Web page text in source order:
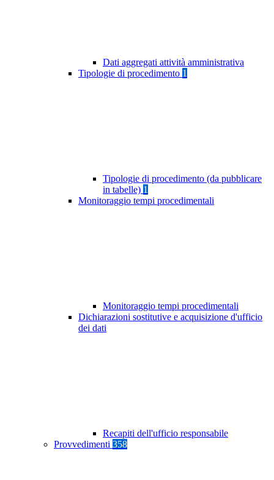
Dati aggregati attività amministrativa
Tipologie di procedimento 1
Tipologie di procedimento (da pubblicare
in tabelle) 1
Monitoraggio tempi procedimentali
Monitoraggio tempi procedimentali
Dichiarazioni sostitutive e acquisizione d'ufficio
dei dati
Recapiti dell'ufficio responsabile
Provvedimenti 358